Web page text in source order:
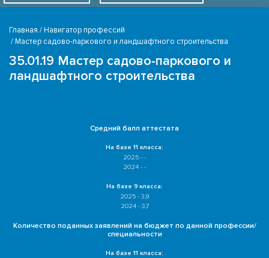
Главная
Навигатор профессий
Мастер садово-паркового и ландшафтного строительства
35.01.19 Мастер садово-паркового и
ландшафтного строительства
Средний балл аттестата
На базе 11 класса:
2025 - -
2024 - -
На базе 9 класса:
2025 - 3,9
2024 - 3,7
Количество поданных заявлений на бюджет по данной профессии/
специальности
На базе 11 класса: